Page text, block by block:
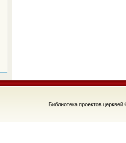
Библиотека проектов церквей